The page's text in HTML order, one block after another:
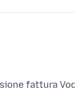
fattura